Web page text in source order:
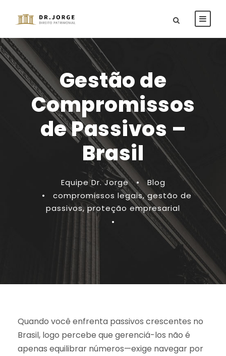
Gestão de
Compromissos
de Passivos –
Brasil
Equipe Dr. Jorge •
Blog
•
compromissos legais, gestão de
passivos, proteção empresarial
•
Quando você enfrenta passivos crescentes no
Brasil, logo percebe que gerenciá-los não é
apenas equilibrar números—exige navegar por